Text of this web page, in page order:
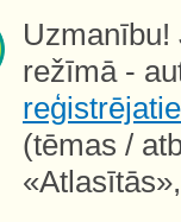
Uzmanību!
režīmā -
(tēmas /